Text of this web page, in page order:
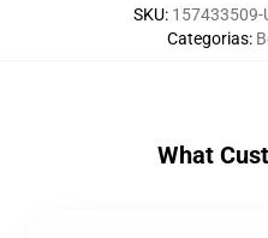
SKU: 157433509-
Categorias:
What